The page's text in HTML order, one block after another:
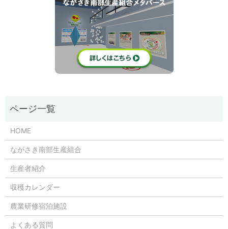
HOME
ながさき南部生産組合
生産者紹介
収穫カレンダー
農業研修宿泊施設
よくある質問